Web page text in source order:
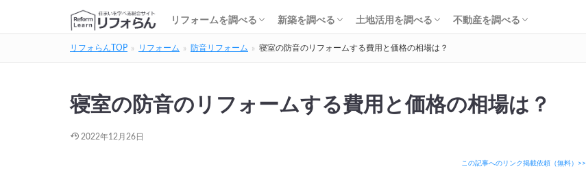
リフォームを調べる
基礎知識・費用を調べる
リフォーム会社を調べる
リフォームローンを調べる
保険・補助金を調べる
新築を調べる
基礎知識・費用を調べる
建築会社・工務店を調べる
家の解体を調べる
土地購入を調べる
住宅ローンを調べる
土地活用を調べる
基礎知識を調べる
土地活用会社を調べる
利回り・初期費用を調べる
不動産を調べる
リフォらんTOP リフォーム 防音リフォーム 寝室の防音のリフォームする費用と価格の相場は？
寝室の防音のリフォームする費用と価格の相場は？
2022年12月26日
この記事へのリンク掲載依頼（無料）>>
基礎知識・費用を調べる
リフォーム会社を調べる
リフォームローンを調べる
保険・補助金を調べる 基礎知識・費用を調べる
建築会社・工務店を調べる
家の解体を調べる
土地購入を調べる
住宅ローンを調べる基礎知識を調べる
土地活用会社を調べる
利回り・初期費用を調べる不動産売却を調べる
不動産購入を調べる
不動産投資を調べる